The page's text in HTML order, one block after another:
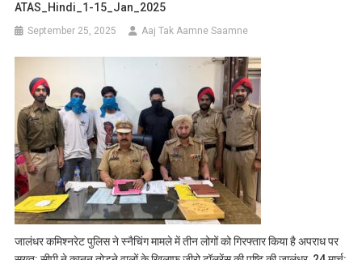
ATAS_Hindi_1-15_Jan_2025
September 25, 2025 Aaj Tak Aamne Saamne
जालंधर कमिश्नरेट पुलिस ने स्नैचिंग मामले में तीन लोगों को गिरफ्तार किया है अपराध पर